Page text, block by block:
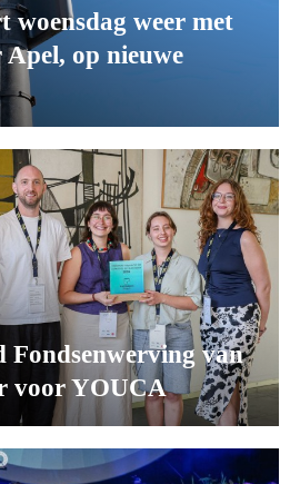
woensdag weer met
op nieuwe
Fondsenwerving van
voor YOUCA